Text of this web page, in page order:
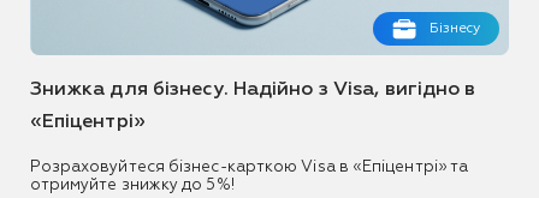
Бізнесу
Знижка для бізнесу. Надійно з Visa, вигідно в
«Епіцентрі»
Розраховуйтеся бізнес-карткою Visa в «Епіцентрі» та
отримуйте знижку до 5%!